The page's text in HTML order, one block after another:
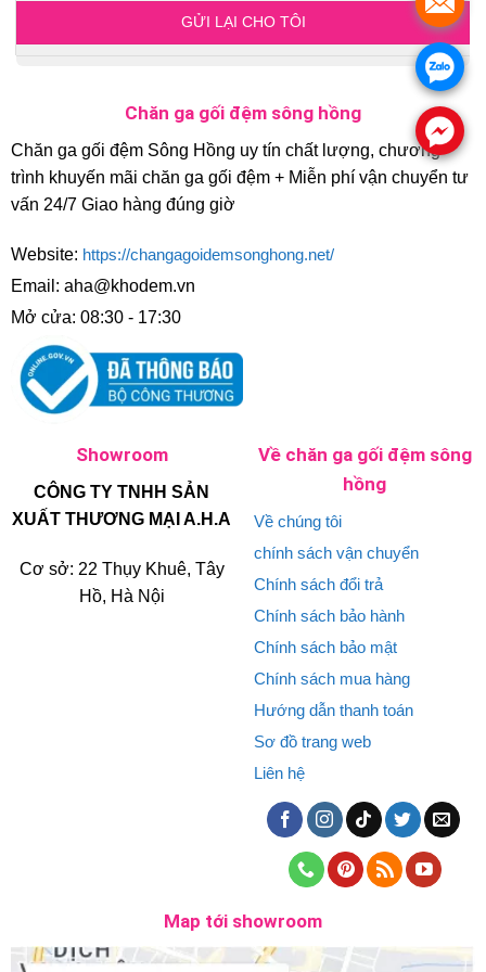
Chăn ga gối đệm sông hồng
Chăn ga gối đệm Sông Hồng uy tín chất lượng, chương
trình khuyến mãi chăn ga gối đệm + Miễn phí vận chuyển tư
vấn 24/7 Giao hàng đúng giờ
Website: https://changagoidemsonghong.net/
Email: aha@khodem.vn
Mở cửa: 08:30 - 17:30
Showroom
CÔNG TY TNHH SẢN
XUẤT THƯƠNG MẠI A.H.A
Cơ sở: 22 Thụy Khuê, Tây
Hồ, Hà Nội
Về chăn ga gối đệm sông
hồng
Về chúng tôi
chính sách vận chuyển
Chính sách đổi trả
Chính sách bảo hành
Chính sách bảo mật
Chính sách mua hàng
Hướng dẫn thanh toán
Sơ đồ trang web
Liên hệ
Map tới showroom
.
.